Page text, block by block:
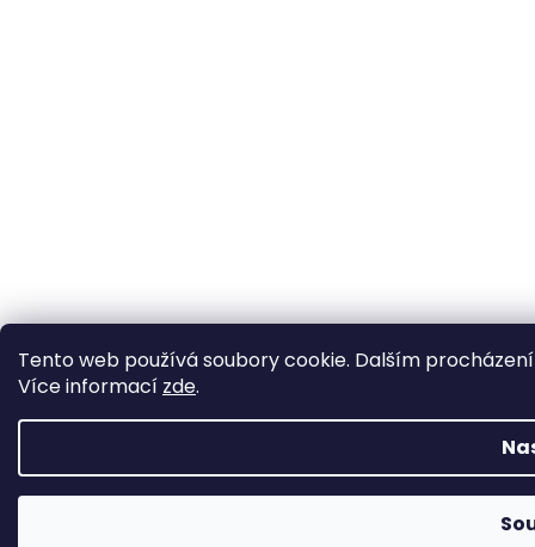
Tento web používá soubory cookie. Dalším
Více informací zde.